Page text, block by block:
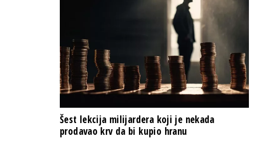
Šest lekcija milijardera koji je nekada
prodavao krv da bi kupio hranu